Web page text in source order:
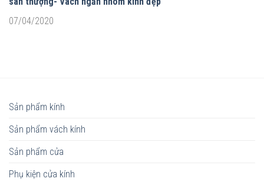
07/04/2020
Sản phẩm kính
Sản phẩm vách kính
Sản phẩm cửa
Phụ kiện cửa kính